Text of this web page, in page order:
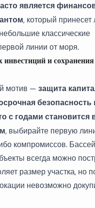
является
, который принесет
классические
линии от моря.
и сохранения
мотив — защита
безопасность
с годами становится
, выбирайте первую
компромиссов.
всегда можно
размер участка, но
невозможно